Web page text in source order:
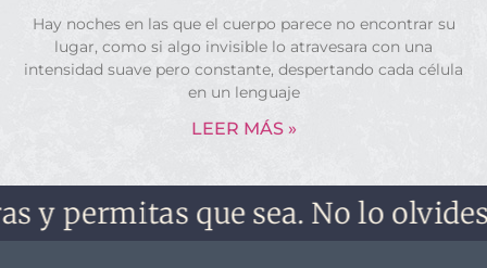
Hay noches en las que el cuerpo parece no encontrar su
lugar, como si algo invisible lo atravesara con una
intensidad suave pero constante, despertando cada célula
en un lenguaje
LEER MÁS »
que sea. No lo olvides, no